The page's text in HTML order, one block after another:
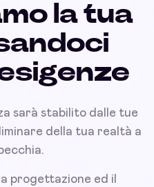
la tua
sarà stabilito dalle tue
della tua realtà a
progettazione ed il